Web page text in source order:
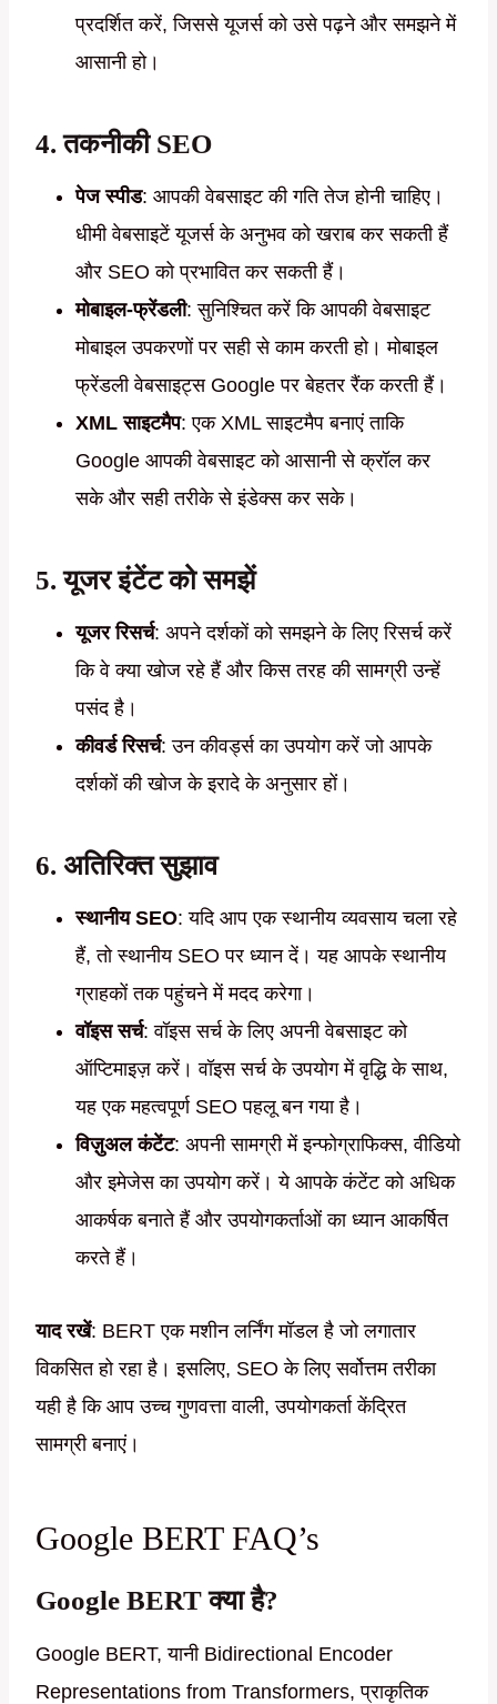
प्रदर्शित करें, जिससे यूजर्स को उसे पढ़ने और समझने में
आसानी हो।
4.तकनीकी SEO
पेज स्पीड: आपकी वेबसाइट की गति तेज होनी चाहिए।
धीमी वेबसाइटें यूजर्स के अनुभव को खराब कर सकती हैं
और SEO को प्रभावित कर सकती हैं।
मोबाइल-फ्रेंडली: सुनिश्चित करें कि आपकी वेबसाइट
मोबाइल उपकरणों पर सही से काम करती हो। मोबाइल
फ्रेंडली वेबसाइट्स Google पर बेहतर रैंक करती हैं।
XML साइटमैप: एक XML साइटमैप बनाएं ताकि
Google आपकी वेबसाइट को आसानी से क्रॉल कर
सके और सही तरीके से इंडेक्स कर सके।
5.यूजर इंटेंट को समझें
यूजर रिसर्च: अपने दर्शकों को समझने के लिए रिसर्च करें
कि वे क्या खोज रहे हैं और किस तरह की सामग्री उन्हें
पसंद है।
कीवर्ड रिसर्च: उन कीवर्ड्स का उपयोग करें जो आपके
दर्शकों की खोज के इरादे के अनुसार हों।
6. अतिरिक्त सुझाव
स्थानीय SEO: यदि आप एक स्थानीय व्यवसाय चला रहे
हैं, तो स्थानीय SEO पर ध्यान दें। यह आपके स्थानीय
ग्राहकों तक पहुंचने में मदद करेगा।
वॉइस सर्च: वॉइस सर्च के लिए अपनी वेबसाइट को
ऑप्टिमाइज़ करें। वॉइस सर्च के उपयोग में वृद्धि के साथ,
यह एक महत्वपूर्ण SEO पहलू बन गया है।
विज़ुअल कंटेंट: अपनी सामग्री में इन्फोग्राफिक्स, वीडियो
और इमेजेस का उपयोग करें। ये आपके कंटेंट को अधिक
आकर्षक बनाते हैं और उपयोगकर्ताओं का ध्यान आकर्षित
करते हैं।
याद रखें: BERT एक मशीन लर्निंग मॉडल है जो लगातार
विकसित हो रहा है। इसलिए, SEO के लिए सर्वोत्तम तरीका
यही है कि आप उच्च गुणवत्ता वाली, उपयोगकर्ता केंद्रित
सामग्री बनाएं।
Google BERT FAQ’s
Google BERT क्या है?
Google BERT, यानी Bidirectional Encoder
Representations from Transformers, प्राकृतिक